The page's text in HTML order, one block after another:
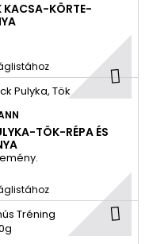
KACSA-KÖRTE-
TÖK-RÉPA ÉS